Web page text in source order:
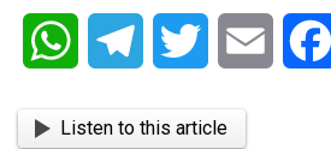
WhatsAppTelegram Twitter Email
Listen to this article